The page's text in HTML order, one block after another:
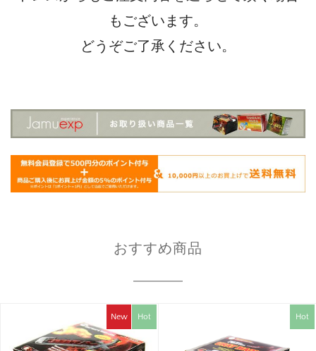
もございます。
どうぞご了承ください。
おすすめ商品
New Hot Hot